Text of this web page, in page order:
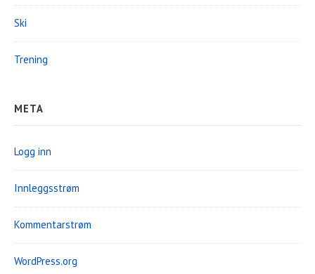
Ski
Trening
META
Logg inn
Innleggsstrøm
Kommentarstrøm
WordPress.org